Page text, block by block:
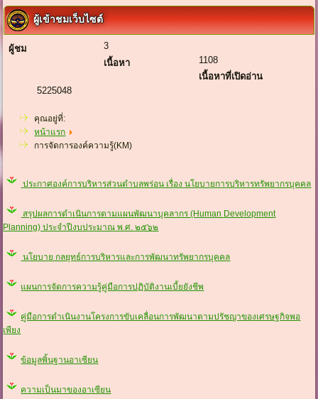
ผู้เข้าชมเว็บไซต์
ผู้ชม
3
เนื้อหา
1108
เนื้อหาที่เปิดอ่าน
5225048
คุณอยู่ที่:
หน้าแรก
การจัดการองค์ความรู้(KM)
ประกาศองค์การบริหารส่วนตำบลพร่อน เรื่อง นโยบายการบริหารทรัพยากรบุคคล
สรุปผลการดำเนินการตามแผนพัฒนาบุคลากร (Human Development
Planning) ประจำปีงบประมาณ พ.ศ. ๒๕๖๒
นโยบาย กลยุทธ์การบริหารและการพัฒนาทรัพยากรบุคคล
แผนการจัดการความรู้คู่มือการปฏิบัติงานเบี้ยยังชีพ
คู่มือการดำเนินงานโครงการขับเคลื่อนการพัฒนาตามปรัชญาของเศรษฐกิจพอ
เพียง
ข้อมูลพิ้นฐานอาเซียน
ความเป็นมาของอาเซียน